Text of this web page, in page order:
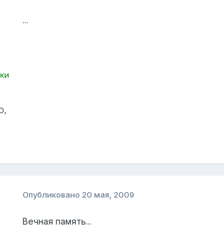
...
Опубликовано 20 мая, 2009
Вечная память...